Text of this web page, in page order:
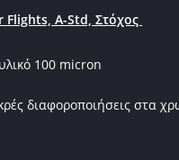
Flights, A-Std, Στόχος
100 micron
διαφοροποιήσεις στα